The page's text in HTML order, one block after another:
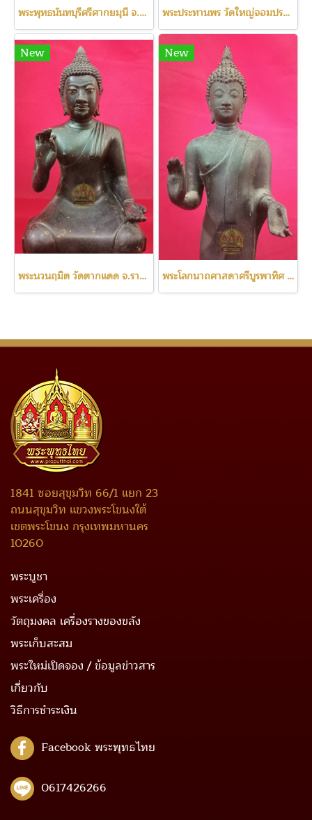
พระพุทธนันทบุรีศรีศากยมุนี จ.น่าน ปี2523 พระประทานพร วัดใหญ่จอมปราสาท ดินไทย ปี2513
New
พระนวนฤมิต วัดตากแดด จ.ราชบุรี ปี2515
New
พระโลกนาถศาสดาศรีบูรพาทิศ เสด็จพระราชดำเนินปี2520
1841 ซอยสุขุมวิท 66/1 แยก 23
ถนนสุขุมวิท แขวงพระโขนงใต้
เขตพระโขนง กรุงเทพมหานคร
10260
พระบูชา
พระเครื่อง
วัตถุมงคล เครื่องรางของขลัง
พระเก็บสะสม
พระใหม่เปิดจอง / ข้อมูลข่าวสาร
เกี่ยวกับ
วิธีการชำระเงิน
Facebook พระพุทธไทย
0617426266